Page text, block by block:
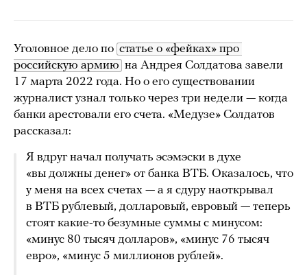
Уголовное дело по статье о «фейках» про
российскую армию на Андрея Солдатова завели
17 марта 2022 года. Но о его существовании
журналист узнал только через три недели — когда
банки арестовали его счета. «Медузе» Солдатов
рассказал:
Я вдруг начал получать эсэмэски в духе
«вы должны денег» от банка ВТБ. Оказалось, что
у меня на всех счетах — а я сдуру наоткрывал
в ВТБ рублевый, долларовый, евровый — теперь
стоят какие-то безумные суммы с минусом:
«минус 80 тысяч долларов», «минус 76 тысяч
евро», «минус 5 миллионов рублей».